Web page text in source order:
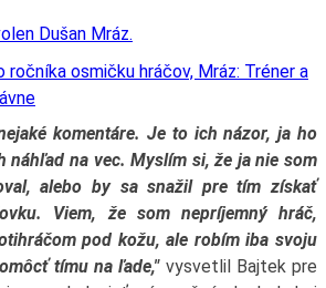
ročníka osmičku hráčov, Mráz: Tréner a
komentáre. Je to ich názor, ja ho
náhľad na vec. Myslím si, že ja nie som
alebo by sa snažil pre tím získať
Viem, že som nepríjemný hráč,
pod kožu, ale robím iba svoju
tímu na ľade,"vysvetlil Bajtek pre